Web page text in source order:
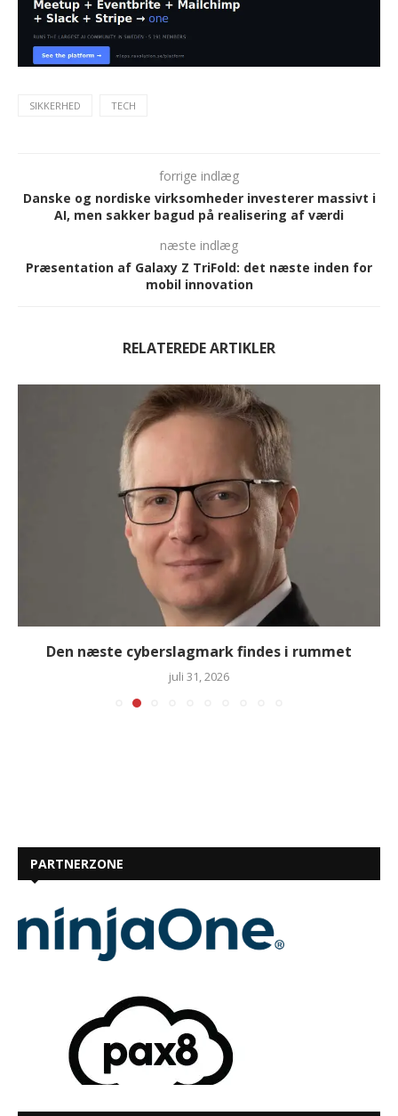
SIKKERHED TECH
forrige indlæg
Danske og nordiske virksomheder investerer massivt i
AI, men sakker bagud på realisering af værdi
næste indlæg
Præsentation af Galaxy Z TriFold: det næste inden for
mobil innovation
RELATEREDE ARTIKLER
Den næste cyberslagmark findes i rummet
juli 31, 2026
PARTNERZONE